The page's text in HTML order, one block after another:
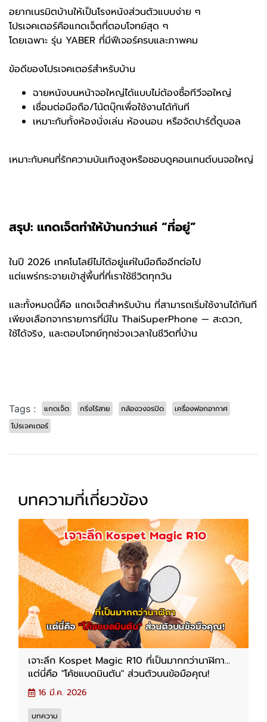
อยากเนรมิตบ้านให้เป็นโรงหนังส่วนตัวแบบง่าย ๆ
โปรเจคเตอร์คือแกดเจ็ตที่ตอบโจทย์สุด ๆ
โดยเฉพาะ รุ่น YABER ที่มีฟีเจอร์ครบและภาพคม
ข้อดีของโปรเจคเตอร์สำหรับบ้าน
ฉายหนังบนหน้าจอใหญ่ได้แบบไม่ต้องซื้อทีวีจอใหญ่
เชื่อมต่อมือถือ/โน้ตบุ๊กเพื่อใช้งานได้ทันที
เหมาะกับทั้งห้องนั่งเล่น ห้องนอน หรือจัดปาร์ตี้ดูบอล
เหมาะกับคนที่รักความบันเทิงสูงหรือชอบดูคอนเทนต์บนจอใหญ่
สรุป: แกดเจ็ตทำให้บ้านกว่าแค่ “ที่อยู่”
ในปี 2026 เทคโนโลยีไม่ได้อยู่แค่ในมือถืออีกต่อไป
แต่แพร่กระจายเข้าสู่พื้นที่ที่เราใช้ชีวิตทุกวัน
และทั้งหมดนี้คือ แกดเจ็ตสำหรับบ้าน ที่สามารถเริ่มใช้งานได้ทันที
เพียงเลือกจากรายการที่มีใน ThaiSuperPhone — สะดวก,
ใช้ได้จริง, และตอบโจทย์ทุกช่วงเวลาในชีวิตที่บ้าน
Tags : แกดเจ็ต กริ่งไร้สาย กล้องวงจรปิด
เครื่องฟอกอากาศ
โปรเจคเตอร์
บทความที่เกี่ยวข้อง
เจาะลึก Kospet Magic R10 ที่เป็นมากกว่านาฬิกา...
แต่นี่คือ "โค้ชแบดมินตัน" ส่วนตัวบนข้อมือคุณ!
16 มี.ค. 2026
บทความ